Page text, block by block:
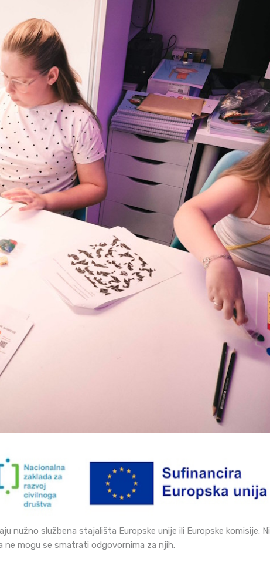
nužno službena stajališta Europske unije ili Europske komisije. Ni
ne mogu se smatrati odgovornima za njih.